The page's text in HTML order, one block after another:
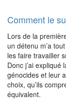
Comment le
Lors de la
un détenu m’a
les faire travailler
Donc j’ai
génocides et leur
choix, qu’ils
équivalent.